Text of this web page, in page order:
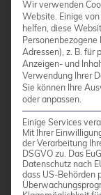
Compliance-
regelmäßig
Source-
und deren
hilft bei der
solcher Audits.
Wir verwenden
Website. Einige
helfen, diese
Adressen), z. B. für
Anzeigen- und
Verwendung Ihrer
Sie können Ihre
oder anpassen.
Einige Services
Mit Ihrer
der Verarbeitung
DSGVO zu. Das
Datenschutz nach
dass US-Behörden